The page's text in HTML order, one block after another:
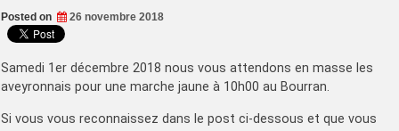
Posted on 26 novembre 2018
Samedi 1er décembre 2018 nous vous attendons en masse les
aveyronnais pour une marche jaune à 10h00 au Bourran.
Si vous vous reconnaissez dans le post ci-dessous et que vous